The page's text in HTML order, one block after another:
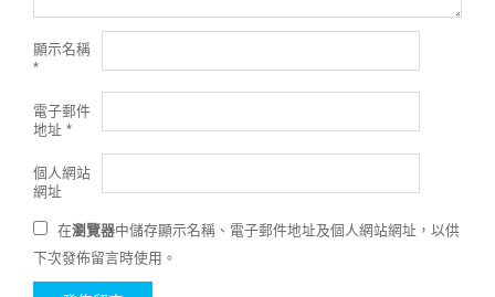
顯示名稱
*
電子郵件
地址 *
個人網站
網址
在瀏覽器中儲存顯示名稱、電子郵件地址及個人網站網址，以供
下次發佈留言時使用。